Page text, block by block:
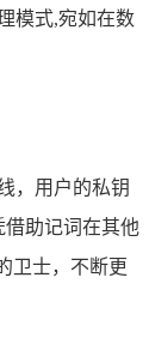
模式,宛如在数
，用户的私钥
助记词在其他
卫士，不断更